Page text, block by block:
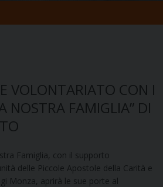
VOLONTARIATO CON I
NOSTRA FAMIGLIA” DI
Famiglia, con il supporto
delle Piccole Apostole della Carità e
Monza, aprirà le sue porte al